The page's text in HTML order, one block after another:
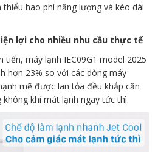
hao phí năng lượng và kéo dài
lợi cho nhiều nhu cầu thực tế
tiến, máy lạnh IEC09G1 model 2025
hơn 23% so với các dòng máy
mẽ được lan tỏa đều khắp căn
khí mát lạnh ngay tức thì.